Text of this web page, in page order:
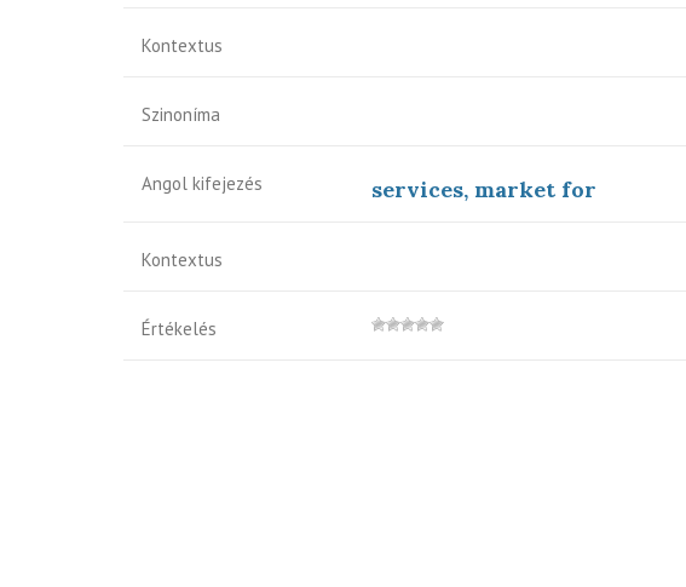
Kontextus
Szinoníma
Angol kifejezés services, market for
Kontextus
Értékelés